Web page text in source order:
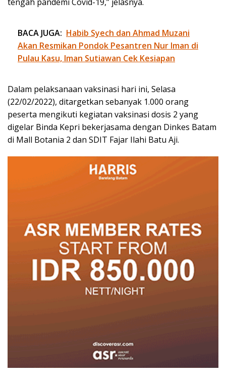
BACA JUGA: Habib Syech dan Ahmad Muzani
Akan Resmikan Pondok Pesantren Nur Iman di
Pulau Kasu, Iman Sutiawan Cek Kesiapan
Dalam pelaksanaan vaksinasi hari ini, Selasa
(22/02/2022), ditargetkan sebanyak 1.000 orang
peserta mengikuti kegiatan vaksinasi dosis 2 yang
digelar Binda Kepri bekerjasama dengan Dinkes Batam
di Mall Botania 2 dan SDIT Fajar Ilahi Batu Aji.